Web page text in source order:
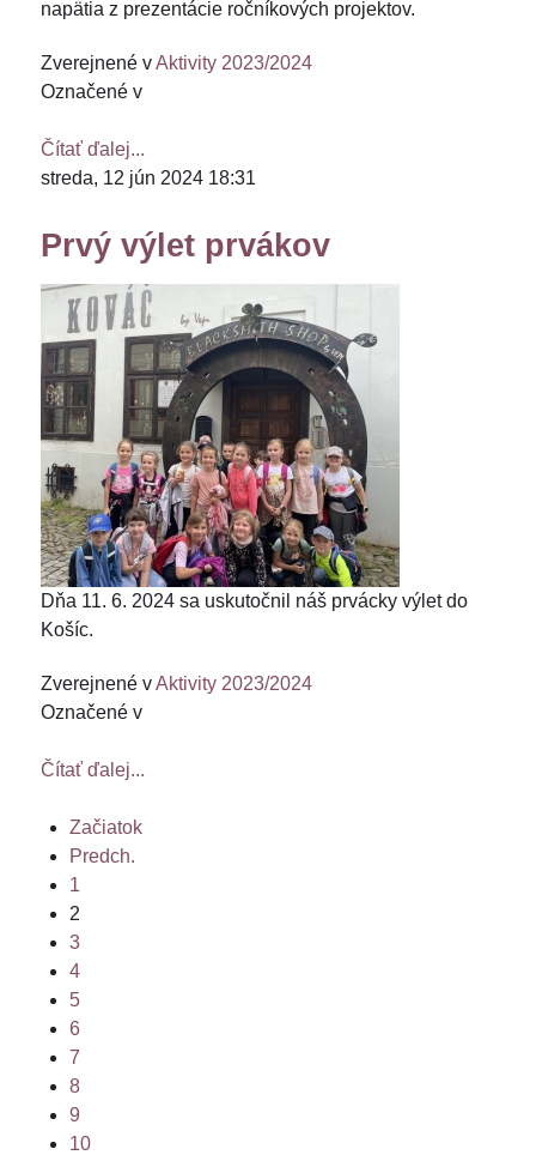
napätia z prezentácie ročníkových projektov.
Zverejnené vAktivity 2023/2024
Označené v
Čítať ďalej...
streda, 12 jún 2024 18:31
Prvý výlet prvákov
Dňa 11. 6. 2024 sa uskutočnil náš prvácky výlet do
Košíc.
Zverejnené vAktivity 2023/2024
Označené v
Čítať ďalej...
Začiatok
Predch.
1
2
3
4
5
6
7
8
9
10